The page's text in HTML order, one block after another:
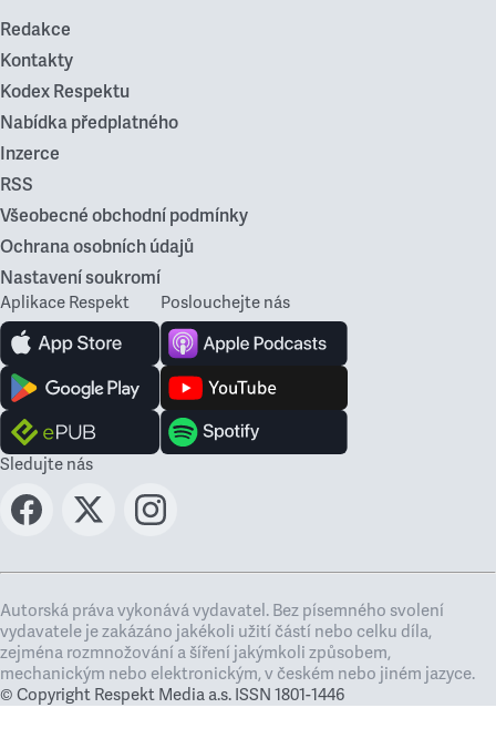
Redakce
Kontakty
Kodex Respektu
Nabídka předplatného
Inzerce
RSS
Všeobecné obchodní podmínky
Ochrana osobních údajů
Nastavení soukromí
Aplikace Respekt Poslouchejte nás
Sledujte nás
Autorská práva vykonává vydavatel. Bez písemného svolení
vydavatele je zakázáno jakékoli užití částí nebo celku díla,
zejména rozmnožování a šíření jakýmkoli způsobem,
mechanickým nebo elektronickým, v českém nebo jiném jazyce.
© Copyright Respekt Media a.s. ISSN 1801-1446